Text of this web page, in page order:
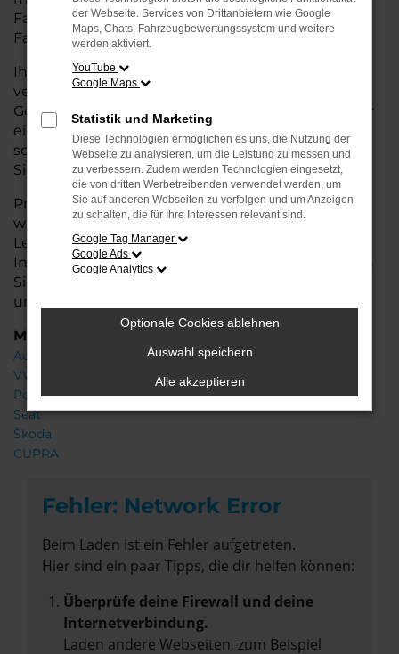
Fahrten, der A6 e-tron überzeugt durch
Fahrkomfort, Sicherheit und Wirtschaftlichkeit.
Ihr Audi Autohaus in Nordenham ist Ihr
vertrauenswürdiger Partner, wenn es um
Gebrauchtwagen geht. Wir bieten Ihnen nicht nur
eine große Auswahl an geprüften Fahrzeugen,
sondern auch eine fachkundige Beratung, damit
Sie das für Sie passende Modell finden.
Profitieren Sie von unseren zusätzlichenServices
wie attraktiven Finanzierungsmöglichkeiten,
Leasingangeboten und der bequemen
Inzahlungnahme Ihres alten Fahrzeugs. Besuchen
Sie uns und überzeugen Sie sich von der Qualität
und dem Service, den wir Ihnen bieten!
Marken
Audi
VW
Porsche
Seat
Škoda
CUPRA
Fehler: Network Error
Beim Laden ist ein Fehler aufgetreten.
Hier sind ein paar Tipps, die dir helfen können:
Überprüfe deine Firewall und deine
Internetverbindung.
Laden andere Webseiten, zum Beispiel
der Webseite. Services von Drittanbietern wie Google
Maps, Chats, Fahrzeugbewertungssystem und weitere
werden aktiviert.
YouTube
Google Maps
Statistik und Marketing
Diese Technologien ermöglichen es uns, die Nutzung der
Webseite zu analysieren, um die Leistung zu messen und
zu verbessern. Zudem werden Technologien eingesetzt,
die von dritten Werbetreibenden verwendet werden, um
Sie auf anderen Webseiten zu verfolgen und um Anzeigen
zu schalten, die für Ihre Interessen relevant sind.
Google Tag Manager
Google Ads
Google Analytics
Optionale Cookies ablehnen
Auswahl speichern
Alle akzeptieren